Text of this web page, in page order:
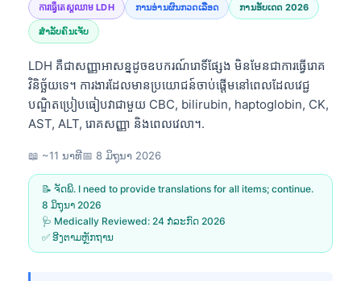
ការធ្វើតេស្តឈាម LDH ການອ່ານຜົນກວດເລືອດ ການອັບເດດ 2026
ສຳລັບຄົນເຈັບ
LDH គឺជាសញ្ញាអាសន្នដូចឧបករណ៍រោទិ៍ផ្សែង មិនមែនជាការធ្វើរោគ
វិនិច្ឆ័យទេ។ ការងារដែលមានប្រយោជន៍ចាប់ផ្តើមនៅពេលដែលវេជ្ជ
បណ្ឌិតប្រៀបធៀបវាជាមួយ CBC, bilirubin, haptoglobin, CK,
AST, ALT, រោគសញ្ញា និងពេលវេលា។.
📖 ~11 ນາທີ📅 8 ມິຖຸນາ 2026
📝 ຈັດພິ. I need to provide translations for all items; continue.
8 ມິຖຸນາ 2026
🩺 Medically Reviewed: 24 ກໍລະກົດ 2026
✅ ອີງຕາມຫຼັກຖານ